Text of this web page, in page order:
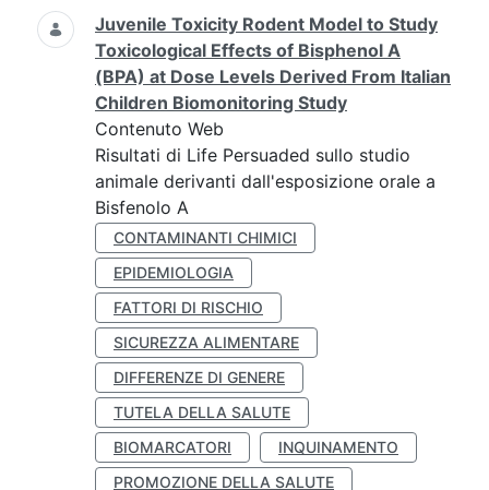
Juvenile Toxicity Rodent Model to Study
Toxicological Effects of Bisphenol A
(BPA) at Dose Levels Derived From Italian
Children Biomonitoring Study
Contenuto Web
Risultati di Life Persuaded sullo studio
animale derivanti dall'esposizione orale a
Bisfenolo A
CONTAMINANTI CHIMICI
EPIDEMIOLOGIA
FATTORI DI RISCHIO
SICUREZZA ALIMENTARE
DIFFERENZE DI GENERE
TUTELA DELLA SALUTE
BIOMARCATORI
INQUINAMENTO
PROMOZIONE DELLA SALUTE